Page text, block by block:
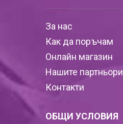
За нас
Как да поръчам
Онлайн магазин
Нашите партньори
Контакти
ОБЩИ УСЛОВИЯ